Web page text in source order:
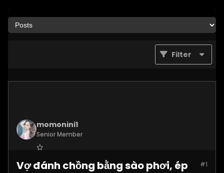
Filter
momonini1
Senior Member
Posts:5399 #1
Vợ đánh chồng bằng sào phơi, ép